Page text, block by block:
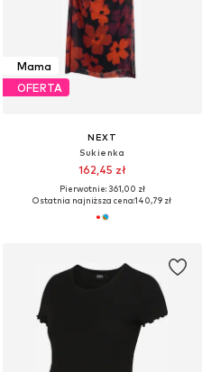
Mama
OFERTA
NEXT
Sukienka
162,45 zł
Pierwotnie: 361,00 zł
Ostatnia najniższa cena:140,79 zł